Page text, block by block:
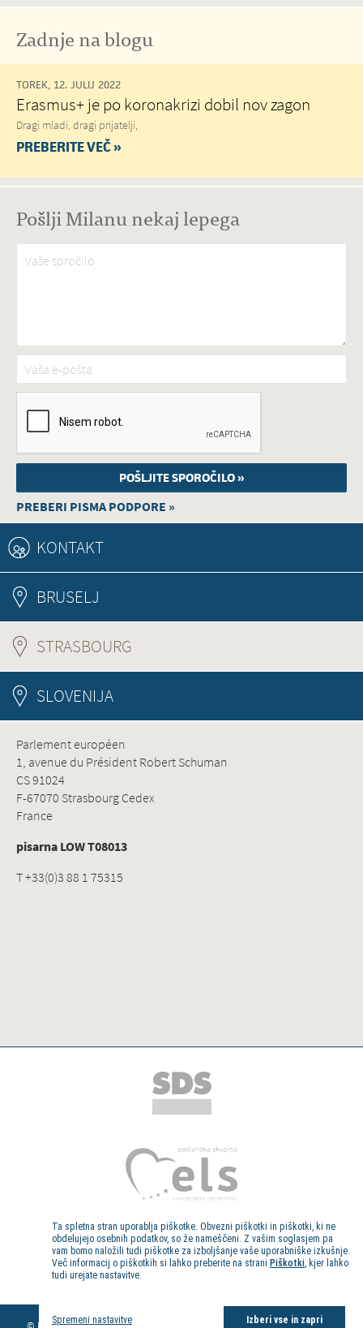
Zadnje na blogu
TOREK, 12. JULIJ 2022
Erasmus+ je po koronakrizi dobil nov zagon
Dragi mladi, dragi prijatelji,
PREBERITE VEČ »
Pošlji Milanu nekaj lepega
Vaše spročilo*
Vaša e-pošta*
PREBERI PISMA PODPORE »
KONTAKT
BRUSELJ
STRASBOURG
SLOVENIJA
Parlement européen
1, avenue du Président Robert Schuman
CS 91024
F-67070 Strasbourg Cedex
France
pisarna LOW T08013
T +33(0)3 88 1 75315
Ta spletna stran uporablja piškotke. Obvezni piškotki in piškotki, ki ne
obdelujejo osebnih podatkov, so že nameščeni. Z vašim soglasjem pa
vam bomo naložili tudi piškotke za izboljšanje vaše uporabniške izkušnje.
Več informacij o piškotkih si lahko preberite na strani Piškotki, kjer lahko
tudi urejate nastavitve.
Spremeni nastavitve Izberi vse in zapri